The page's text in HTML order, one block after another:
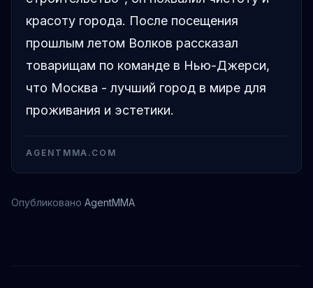
красоту города. После посещения
прошлым летом Волков рассказал
товарищам по команде в Нью-Джерси,
что Москва - лучший город в мире для
проживания и эстетики.
AGENTMMA.COM
Опубликовано AgentMMA